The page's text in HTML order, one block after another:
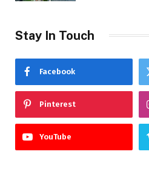
Stay In Touch
Facebook
Pinterest
YouTube